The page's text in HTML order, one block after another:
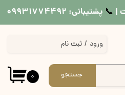
📞​​​​​​​ پشتیبانی: ۰۹۹۳۱۷۷۴۴۹۲
۰ جستجو
ورود / ثبت نام